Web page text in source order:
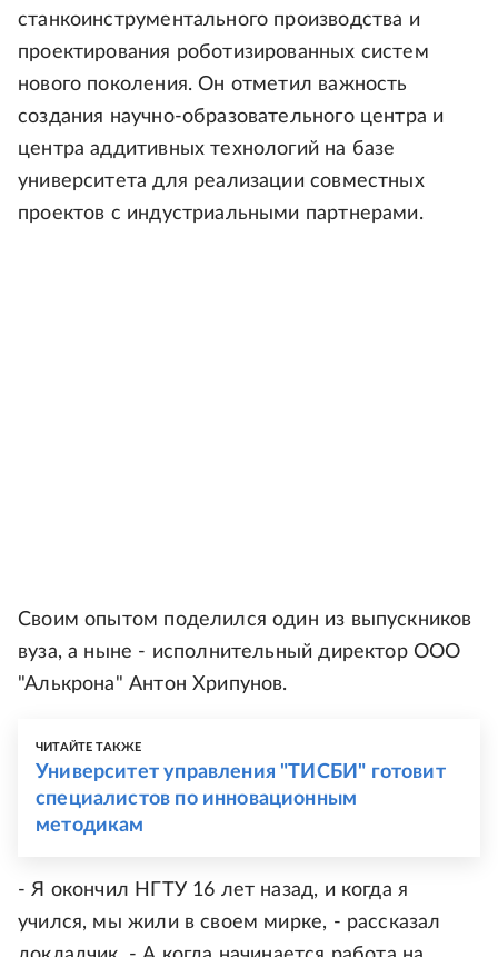
станкоинструментального производства и
проектирования роботизированных систем
нового поколения. Он отметил важность
создания научно-образовательного центра и
центра аддитивных технологий на базе
университета для реализации совместных
проектов с индустриальными партнерами.
Своим опытом поделился один из выпускников
вуза, а ныне - исполнительный директор ООО
"Алькрона" Антон Хрипунов.
ЧИТАЙТЕ ТАКЖЕ
Университет управления "ТИСБИ" готовит
специалистов по инновационным
методикам
- Я окончил НГТУ 16 лет назад, и когда я
учился, мы жили в своем мирке, - рассказал